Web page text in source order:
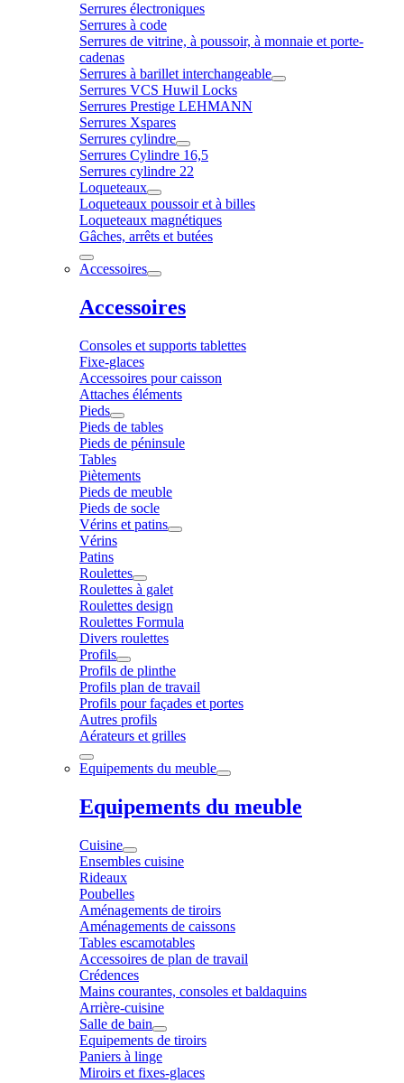
Serrures électroniques
Serrures à code
Serrures de vitrine, à poussoir, à monnaie et porte-
cadenas
Serrures à barillet interchangeable
Serrures VCS Huwil Locks
Serrures Prestige LEHMANN
Serrures Xspares
Serrures cylindre
Serrures Cylindre 16,5
Serrures cylindre 22
Loqueteaux
Loqueteaux poussoir et à billes
Loqueteaux magnétiques
Gâches, arrêts et butées
Accessoires
Accessoires
Consoles et supports tablettes
Fixe-glaces
Accessoires pour caisson
Attaches éléments
Pieds
Pieds de tables
Pieds de péninsule
Tables
Piètements
Pieds de meuble
Pieds de socle
Vérins et patins
Vérins
Patins
Roulettes
Roulettes à galet
Roulettes design
Roulettes Formula
Divers roulettes
Profils
Profils de plinthe
Profils plan de travail
Profils pour façades et portes
Autres profils
Aérateurs et grilles
Equipements du meuble
Equipements du meuble
Cuisine
Ensembles cuisine
Rideaux
Poubelles
Aménagements de tiroirs
Aménagements de caissons
Tables escamotables
Accessoires de plan de travail
Crédences
Mains courantes, consoles et baldaquins
Arrière-cuisine
Salle de bain
Equipements de tiroirs
Paniers à linge
Miroirs et fixes-glaces